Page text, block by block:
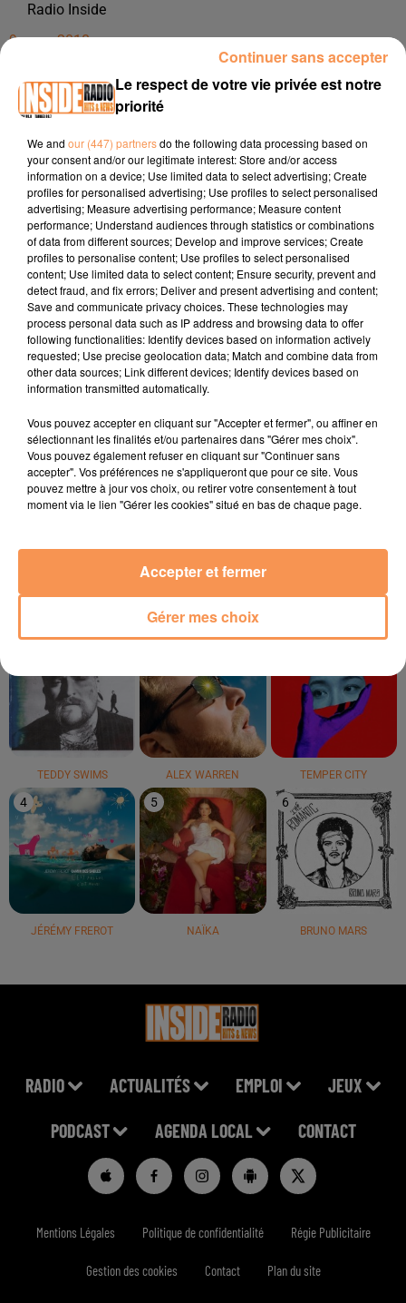
Radio Inside
9 mars 2018
Invité du Jour: Michel Boucou (Gagnant Dakar , catégorie T4
Assistance)
TITRES DIFFUSÉS
LE TOP
TEDDY SWIMS ALEX WARREN TEMPER CITY
4
JÉRÉMY FREROT
5
NAÏKA
6
BRUNO MARS
RADIO ACTUALITÉS EMPLOI JEUX
PODCAST AGENDA LOCAL CONTACT
Mentions Légales Politique de confidentialité Régie Publicitaire
Gestion des cookies Contact Plan du site
Le respect de votre vie privée est notre
priorité
We and our (447) partnersdo the following data processing based on
your consent and/or our legitimate interest: Store and/or access
information on a device; Use limited data to select advertising; Create
profiles for personalised advertising; Use profiles to select personalised
advertising; Measure advertising performance; Measure content
performance; Understand audiences through statistics or combinations
of data from different sources; Develop and improve services; Create
profiles to personalise content; Use profiles to select personalised
content; Use limited data to select content; Ensure security, prevent and
detect fraud, and fix errors; Deliver and present advertising and content;
Save and communicate privacy choices. These technologies may
process personal data such as IP address and browsing data to offer
following functionalities: Identify devices based on information actively
requested; Use precise geolocation data; Match and combine data from
other data sources; Link different devices; Identify devices based on
information transmitted automatically.
Vous pouvez accepter en cliquant sur "Accepter et fermer", ou affiner en
sélectionnant les finalités et/ou partenaires dans "Gérer mes choix".
Vous pouvez également refuser en cliquant sur "Continuer sans
accepter". Vos préférences ne s'appliqueront que pour ce site. Vous
pouvez mettre à jour vos choix, ou retirer votre consentement à tout
moment via le lien "Gérer les cookies" situé en bas de chaque page.
Gérer mes choix
Accepter et fermer
Continuer sans accepter